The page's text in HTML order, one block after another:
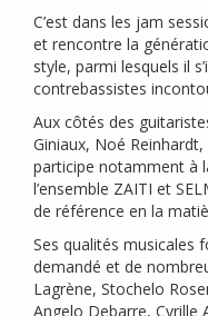
C’est dans les jam
et rencontre la
style, parmi lesquels il
contrebassistes
Aux côtés des
Giniaux, Noé
participe notamment à
l’ensemble ZAITI et
de référence en la
Ses qualités musicales
demandé et de
Lagrène, Stochelo
Angelo Debarre, Cyrille